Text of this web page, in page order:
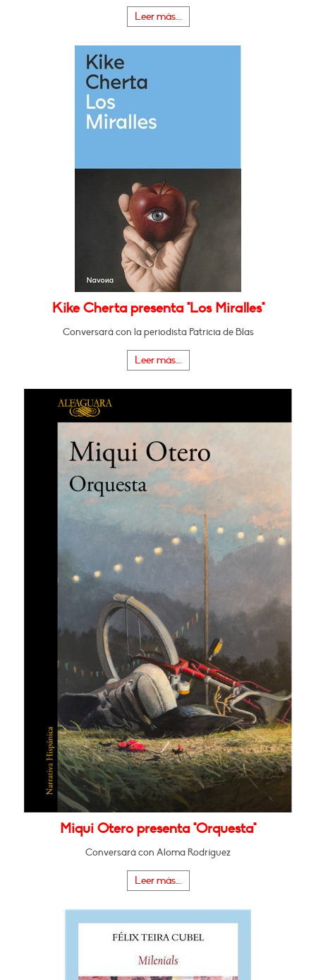
Leer más...
Kike Cherta presenta "Los Miralles"
Conversará con la periodista Patricia de Blas
Leer más...
Miqui Otero presenta "Orquesta"
Conversará con Aloma Rodríguez
Leer más...